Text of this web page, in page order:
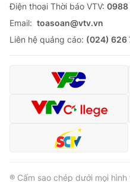
Ðiện thoại Thời báo VTV: 0988
Email: toasoan@vtv.vn
Liên hệ quảng cáo: (024) 626
® Cấm sao chép dưới mọi